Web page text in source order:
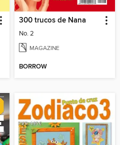
300 trucos de Nana
No. 2
MAGAZINE
BORROW